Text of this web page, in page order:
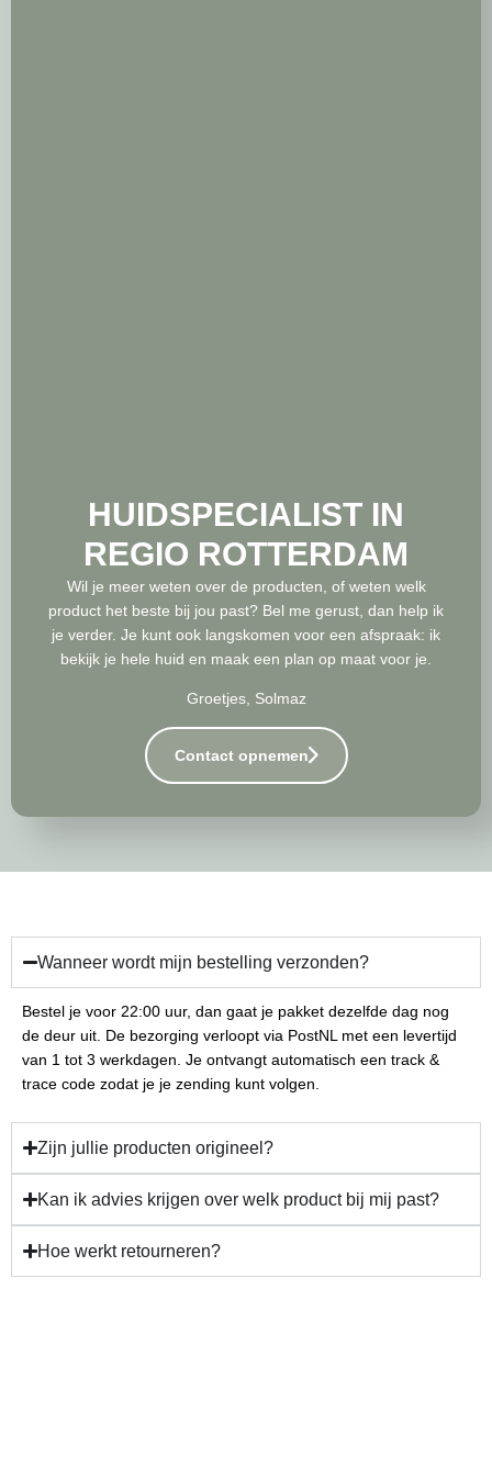
HUIDSPECIALIST IN
REGIO ROTTERDAM
Wil je meer weten over de producten, of weten welk
product het beste bij jou past? Bel me gerust, dan help ik
je verder. Je kunt ook langskomen voor een afspraak: ik
bekijk je hele huid en maak een plan op maat voor je.
Groetjes, Solmaz
Contact opnemen
Wanneer wordt mijn bestelling verzonden?
Bestel je voor 22:00 uur, dan gaat je pakket dezelfde dag nog
de deur uit. De bezorging verloopt via PostNL met een levertijd
van 1 tot 3 werkdagen. Je ontvangt automatisch een track &
trace code zodat je je zending kunt volgen.
Zijn jullie producten origineel?
Kan ik advies krijgen over welk product bij mij past?
Hoe werkt retourneren?